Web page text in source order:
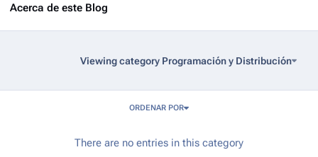
Acerca de este Blog
Viewing category Programación y Distribución
ORDENAR POR
There are no entries in this category